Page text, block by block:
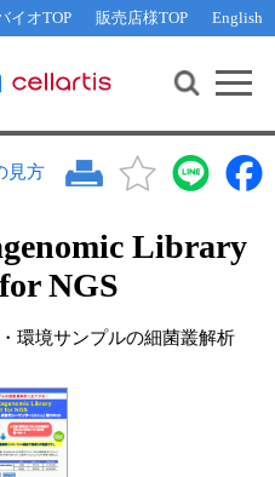
イオTOP 販売店様TOP English
談
トの検索
計
ター法）
文
ダウンロード
わせ WEB会員登録
見方
Library
NGS
環境サンプルの細菌叢解析